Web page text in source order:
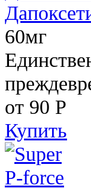
60мг
от 90 Р
Купить